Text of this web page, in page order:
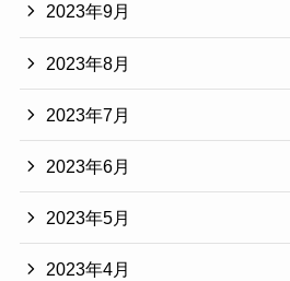
2023年9月
2023年8月
2023年7月
2023年6月
2023年5月
2023年4月